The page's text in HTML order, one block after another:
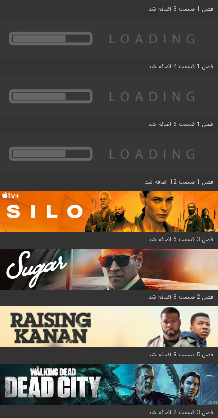
فصل 1 قسمت 3 اضافه شد
فصل 1 قسمت 4 اضافه شد
فصل 1 قسمت 6 اضافه شد
فصل 1 قسمت 12 اضافه شد
فصل 3 قسمت 6 اضافه شد
فصل 2 قسمت 8 اضافه شد
فصل 5 قسمت 8 اضافه شد
فصل 3 قسمت 2 اضافه شد